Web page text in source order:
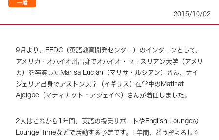
2015/10/02
9月より、EEDC（英語教育開発センター）のインターンとして、
アメリカ・オハイオ州出身でオハイオ・ウェスリアン大学（アメリ
カ）を卒業したMarisa Lucian（マリサ・ルシアン）さん、ナイ
ジェリア出身でアストン大学（イギリス）在学中のMatinat
Ajeigbe（マティナット・アジェイベ）さんが着任しました。
2人はこれから1年間、英語の授業サポートやEnglish Loungeの
Lounge Timeなどで活動する予定です。1年間、どうぞよろしく